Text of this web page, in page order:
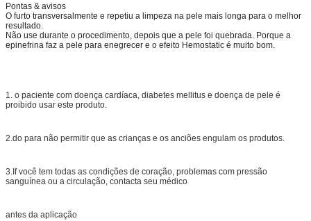
Pontas & avisos
O furto transversalmente e repetiu a limpeza na pele mais longa para o melhor
resultado.
Não use durante o procedimento, depois que a pele foi quebrada. Porque a
epinefrina faz a pele para enegrecer e o efeito Hemostatic é muito bom.
1. o paciente com doença cardíaca, diabetes mellitus e doença de pele é
proibido usar este produto.
2.do para não permitir que as crianças e os anciões engulam os produtos.
3.If você tem todas as condições de coração, problemas com pressão
sanguínea ou a circulação, contacta seu médico
antes da aplicação